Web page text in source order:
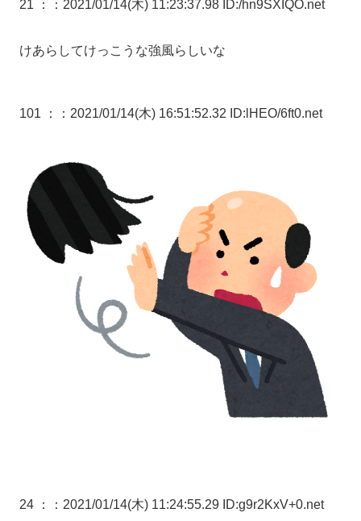
21 ： ：2021/01/14(木) 11:23:37.98 ID:/hn9SXIQO.net
けあらしてけっこうな強風らしいな
101 ： ：2021/01/14(木) 16:51:52.32 ID:lHEO/6ft0.net
24 ： ：2021/01/14(木) 11:24:55.29 ID:g9r2KxV+0.net